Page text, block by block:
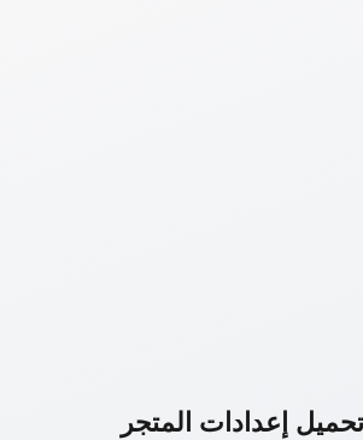
إعدادات المتجر